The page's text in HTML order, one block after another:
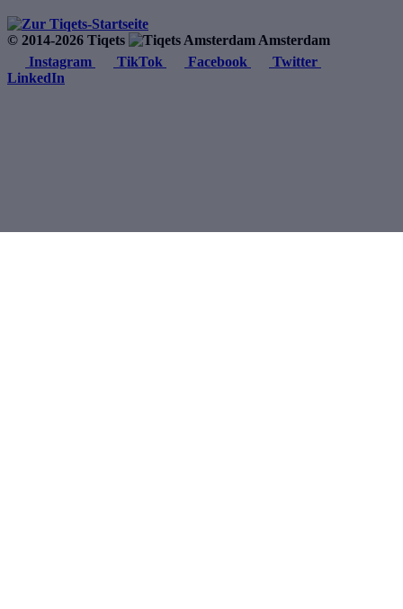
© 2014-2026 Tiqets
Amsterdam
Instagram
TikTok Facebook
Twitter
LinkedIn